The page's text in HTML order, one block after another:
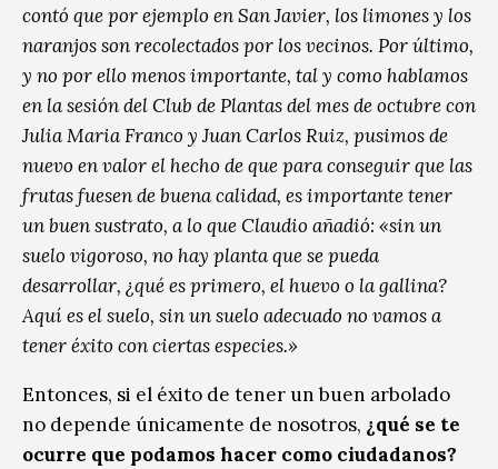
contó que por ejemplo en San Javier, los limones y los
naranjos son recolectados por los vecinos. Por último,
y no por ello menos importante, tal y como hablamos
en la sesión del Club de Plantas del mes de octubre con
Julia Maria Franco y Juan Carlos Ruiz, pusimos de
nuevo en valor el hecho de que para conseguir que las
frutas fuesen de buena calidad, es importante tener
un buen sustrato, a lo que Claudio añadió: «sin un
suelo vigoroso, no hay planta que se pueda
desarrollar, ¿qué es primero, el huevo o la gallina?
Aquí es el suelo, sin un suelo adecuado no vamos a
tener éxito con ciertas especies.»
Entonces, si el éxito de tener un buen arbolado
no depende únicamente de nosotros, ¿qué se te
ocurre que podamos hacer como ciudadanos?